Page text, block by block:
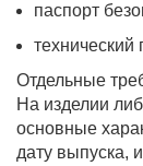
паспорт
технический
Отдельные
На изделии
основные
дату выпуска,